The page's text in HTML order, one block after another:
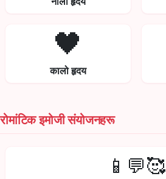
🖤
कालो हृदय
रोमांटिक इमोजी संयोजनहरू
📱💬🥰